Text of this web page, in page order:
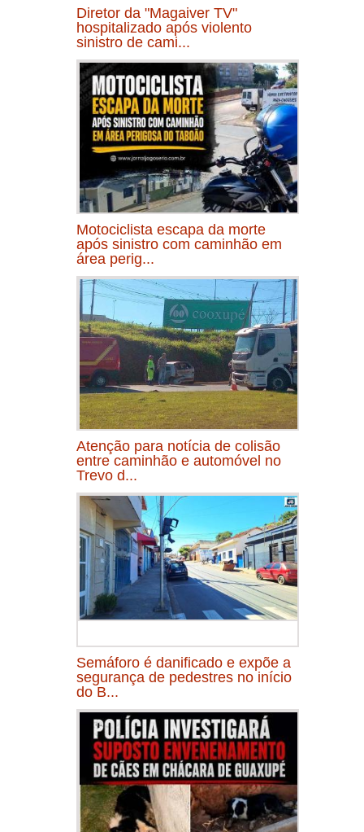
Diretor da "Magaiver TV"
hospitalizado após violento
sinistro de cami...
Motociclista escapa da morte
após sinistro com caminhão em
área perig...
Atenção para notícia de colisão
entre caminhão e automóvel no
Trevo d...
Semáforo é danificado e expõe a
segurança de pedestres no início
do B...